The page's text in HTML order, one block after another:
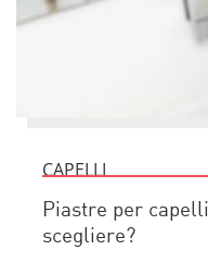
CAPELLI
Piastre per
scegliere?